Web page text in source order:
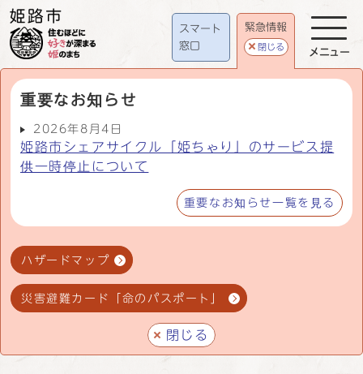
スマート
窓口
緊急情報
閉じる
重要なお知らせ
2026年8月4日
姫路市シェアサイクル「姫ちゃり」のサービス提
供一時停止について
重要なお知らせ一覧を見る
ハザードマップ
災害避難カード「命のパスポート」
閉じる
メニュー